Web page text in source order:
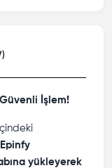
Güvenli İşlem!
Epinfy
yükleyerek